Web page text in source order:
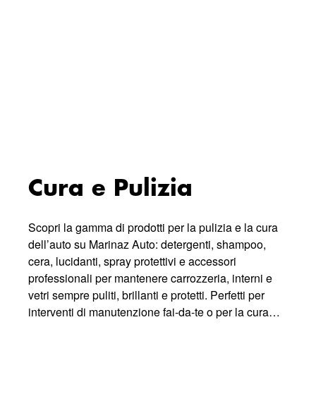
Cura e Pulizia
Scopri la gamma di prodotti per la pulizia e la cura
dell’auto su Marinaz Auto: detergenti, shampoo,
cera, lucidanti, spray protettivi e accessori
professionali per mantenere carrozzeria, interni e
vetri sempre puliti, brillanti e protetti. Perfetti per
interventi di manutenzione fai-da-te o per la cura